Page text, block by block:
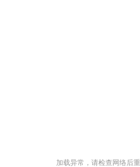
加载异常，请检查网络后